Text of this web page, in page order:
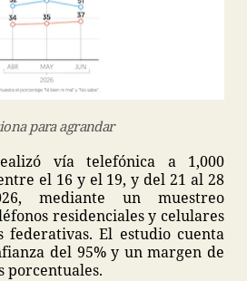
para agrandar
vía telefónica a 1,000
el 16 y el 19, y del 21 al 28
mediante un muestreo
residenciales y celulares
federativas. El estudio cuenta
del 95% y un margen de
porcentuales.